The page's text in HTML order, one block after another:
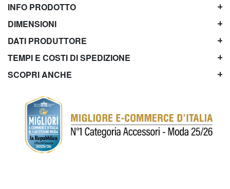
INFO PRODOTTO
DIMENSIONI
DATI PRODUTTORE
TEMPI E COSTI DI SPEDIZIONE
SCOPRI ANCHE